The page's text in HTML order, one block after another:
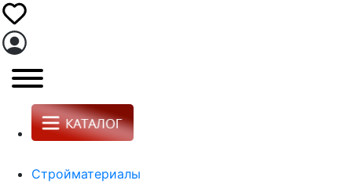
Стройматериалы